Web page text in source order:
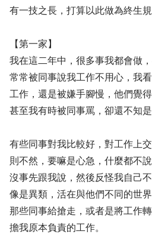
有一技之長，打算以此做為終生規
【第一家】
我在這二年中，很多事我都會做
常常被同事說我工作不用心，我
工作，還是被嫌手腳慢，他們覺
甚至我有時被同事罵，卻還不知是
有些同事對我比較好，對工作上
則不然，要嘛是心急，什麼都不
沒事先跟我說，然後反怪我自己
像是異類，活在與他們不同的世
那些同事給搶走，或者是將工作
擔我原本負責的工作。